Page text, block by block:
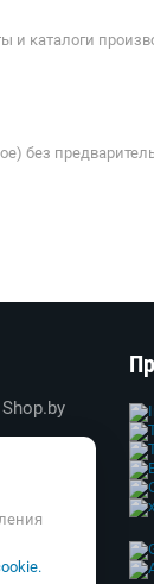
и каталоги
без